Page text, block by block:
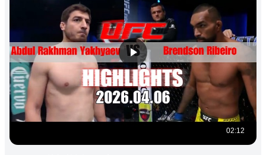
02:12